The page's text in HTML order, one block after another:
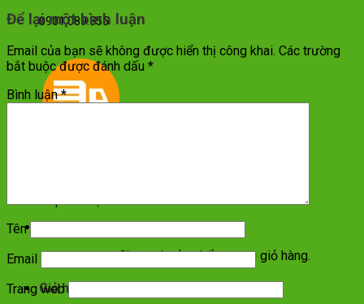
0901.089.355
Ship COD tận nhà
Giỏ hàng
Chưa có sản phẩm trong giỏ hàng.
Giỏ hàng
Để lại một bình luận
Email của bạn sẽ không được hiển thị công khai. Các trường
bắt buộc được đánh dấu *
Bình luận*
Tên
Email
Trang web